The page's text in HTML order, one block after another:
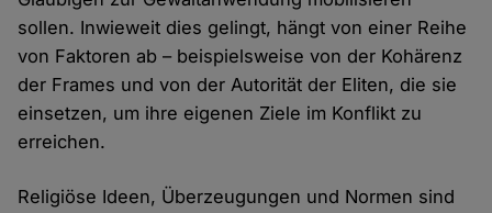
sollen. Inwieweit dies gelingt, hängt von einer Reihe
von Faktoren ab – beispielsweise von der Kohärenz
der Frames und von der Autorität der Eliten, die sie
einsetzen, um ihre eigenen Ziele im Konflikt zu
erreichen.
Religiöse Ideen, Überzeugungen und Normen sind